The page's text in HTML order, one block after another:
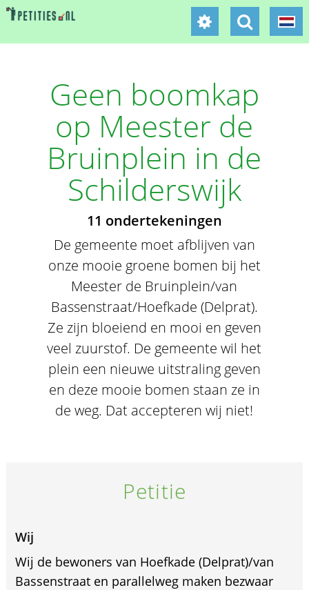
Geen boomkap
op Meester de
Bruinplein in de
Schilderswijk
11 ondertekeningen
De gemeente moet afblijven van
onze mooie groene bomen bij het
Meester de Bruinplein/van
Bassenstraat/Hoefkade (Delprat).
Ze zijn bloeiend en mooi en geven
veel zuurstof. De gemeente wil het
plein een nieuwe uitstraling geven
en deze mooie bomen staan ze in
de weg. Dat accepteren wij niet!
Petitie
Wij
Wij de bewoners van Hoefkade (Delprat)/van
Bassenstraat en parallelweg maken bezwaar